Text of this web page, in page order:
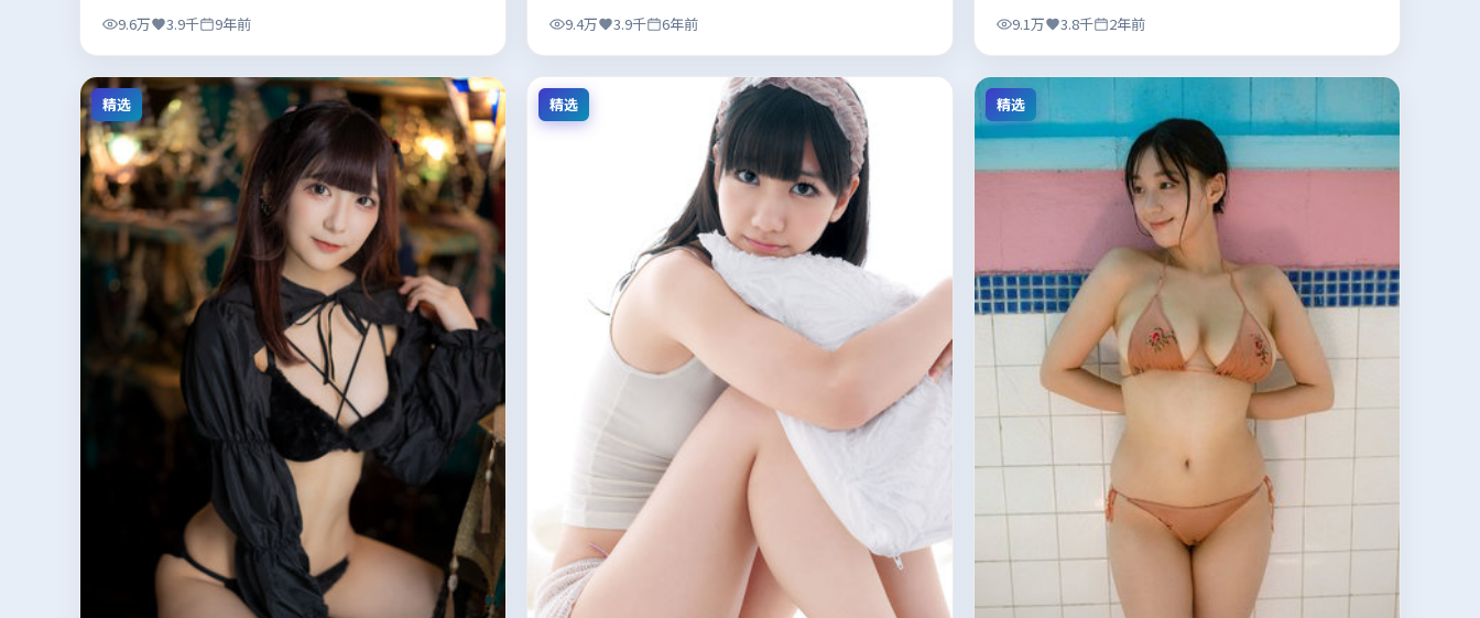
9.6万 3.9千 9年前 9.4万 3.9千 6年前 9.1万 3.8千 2年前
精选 精选 精选